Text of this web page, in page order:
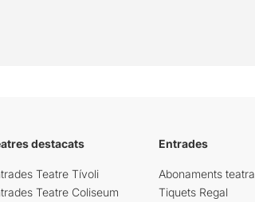
destacats
Teatre Tívoli
Teatre Coliseum
Entrades
Abonaments
Tiquets Regal